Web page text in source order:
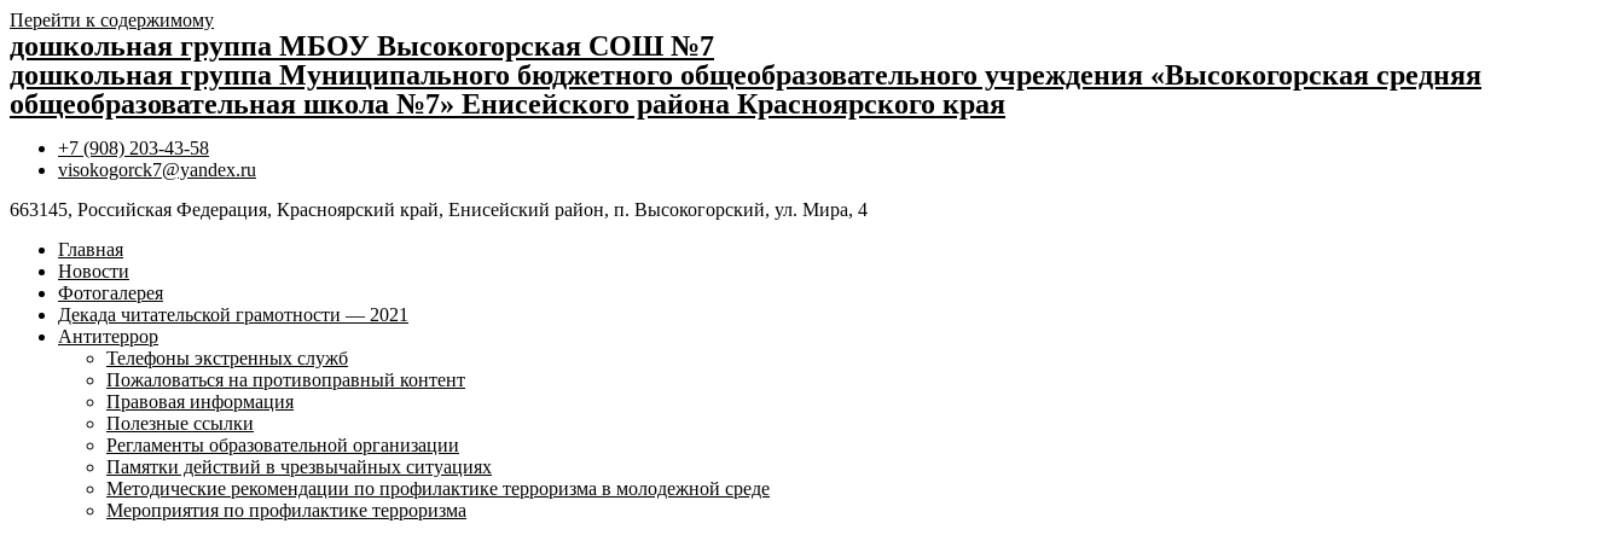
Перейти к содержимому
дошкольная группа МБОУ Высокогорская СОШ №7
дошкольная группа Муниципального бюджетного общеобразовательного учреждения «Высокогорская средняя
общеобразовательная школа №7» Енисейского района Красноярского края
+7 (908) 203-43-58
visokogorck7@yandex.ru
663145, Российская Федерация, Красноярский край, Енисейский район, п. Высокогорский, ул. Мира, 4
Главная
Новости
Фотогалерея
Декада читательской грамотности — 2021
Антитеррор
Телефоны экстренных служб
Пожаловаться на противоправный контент
Правовая информация
Полезные ссылки
Регламенты образовательной организации
Памятки действий в чрезвычайных ситуациях
Методические рекомендации по профилактике терроризма в молодежной среде
Мероприятия по профилактике терроризма